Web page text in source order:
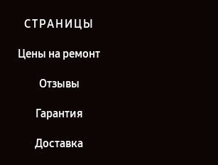
СТРАНИЦЫ
Цены на ремонт
Отзывы
Гарантия
Доставка